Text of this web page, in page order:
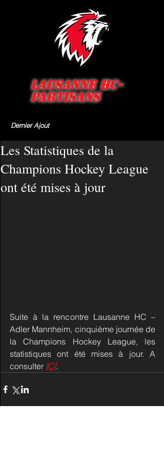
Lausanne HC-
Partisans
Dernier Ajout
Les Statistiques de la
Champions Hockey League
ont été mises à jour
Suite à la rencontre Lausanne HC –
Adler Mannheim, cinquième journée de
la Champions Hockey League, les
statistiques ont été mises à jour. A
consulter ICI.